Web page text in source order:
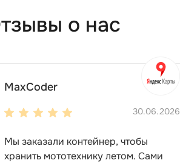
о нас
MaxCoder
30.06.2026
Мы заказали контейнер, чтобы
хранить мототехнику летом. Сами